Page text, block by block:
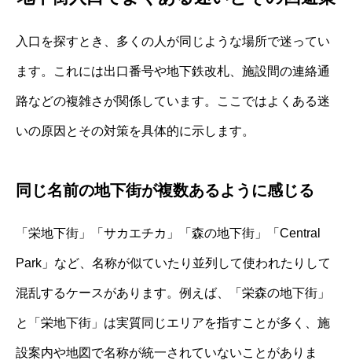
入口を探すとき、多くの人が同じような場所で迷ってい
ます。これには出口番号や地下鉄改札、施設間の連絡通
路などの複雑さが関係しています。ここではよくある迷
いの原因とその対策を具体的に示します。
同じ名前の地下街が複数あるように感じる
「栄地下街」「サカエチカ」「森の地下街」「Central
Park」など、名称が似ていたり並列して使われたりして
混乱するケースがあります。例えば、「栄森の地下街」
と「栄地下街」は実質同じエリアを指すことが多く、施
設案内や地図で名称が統一されていないことがありま